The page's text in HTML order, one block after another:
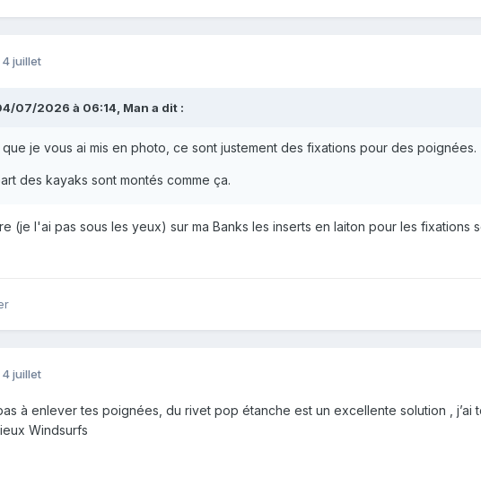
4 juillet
07/2026 à 06:14, Man a dit :
que je vous ai mis en photo, ce sont justement des fixations pour des poignées.
des kayaks sont montés comme ça.
(je l'ai pas sous les yeux) sur ma Banks les inserts en laiton pour les
4 juillet
à enlever tes poignées, du rivet pop étanche est un excellente solution ,
Windsurfs